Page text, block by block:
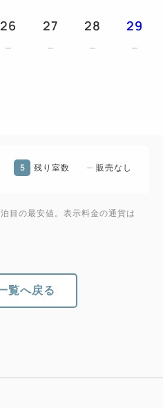
上過ぎる場合は、遅延の連
最大1名までご利用いた
、チェックインの際にお
26 27 28 29
5 残り室数 販売なし
目の最安値。表示料金の通貨は
覧へ戻る